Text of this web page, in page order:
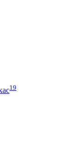
19